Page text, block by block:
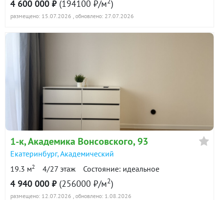
4 600 000 ₽ (194100 ₽/м )
размещено: 15.07.2026 , обновлено: 27.07.2026
1-к, Академика Вонсовского, 93
Екатеринбург,Академический
19.3 м2 4/27 этаж Состояние: идеальное
4 940 000 ₽ (256000 ₽/м2)
размещено: 12.07.2026 , обновлено: 1.08.2026